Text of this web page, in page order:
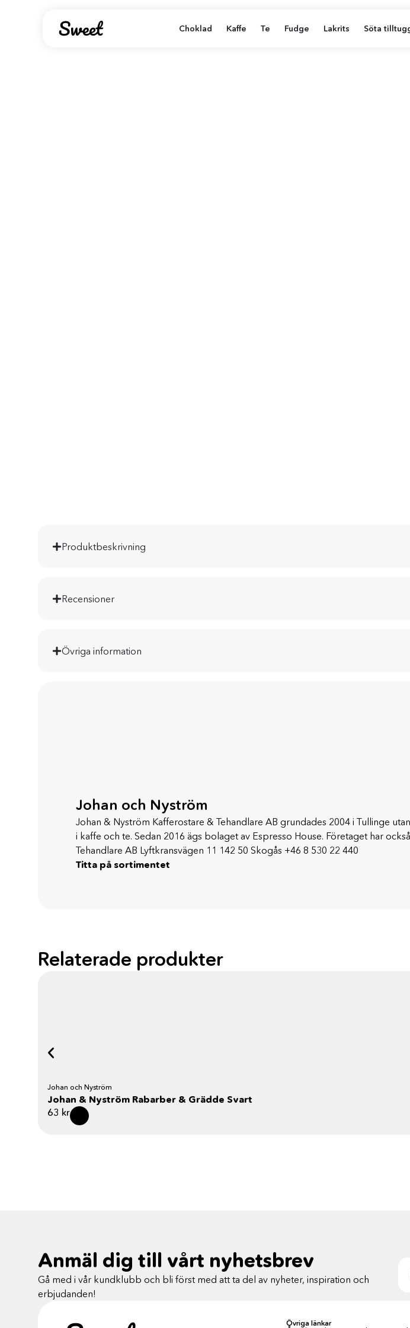
Choklad Kaffe Te Fudge Lakrits Söta
Produktbeskrivning
Recensioner
Övriga information
Johan och Nyström
Johan & Nyström Kafferostare & Tehandlare AB grundades 2004 i Tullinge
i kaffe och te. Sedan 2016 ägs bolaget av Espresso House. Företaget har
Tehandlare AB Lyftkransvägen 11 142 50 Skogås +46 8 530 22 440
Titta på sortimentet
Relaterade produkter
Johan och Nyström
Johan & Nyström Rabarber & Grädde Svart
63 kr
Anmäl dig till vårt nyhetsbrev
Gå med i vår kundklubb och bli först med att ta del av nyheter, inspiration och
erbjudanden!
Övriga länkar